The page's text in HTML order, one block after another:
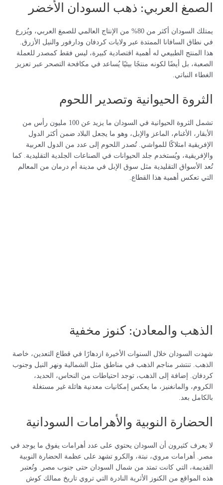
الصمغ العربي: ذهب السودان الأخضر
يمتلك السودان أكثر من 80% من الإنتاج العالمي للصمغ العربي، ويُزرع
في نطاق السافانا الممتدة عبر ولايات كردفان ودارفور والنيل الأزرق.
هذا المنتج الطبيعي له أهمية اقتصادية كبيرة، ليس فقط كمصدر للعملة
الصعبة، بل أيضًا لكونه منتجًا بيئيًا يُساعد في مكافحة التصحر عبر تعزيز
الغطاء النباتي.
الثروة الحيوانية وتصدير اللحوم
تشمل الثروة الحيوانية في السودان ما يزيد عن 100 مليون رأس من
الأبقار، الأغنام، الماعز والإبل، وهو ما يجعل البلاد ضمن أكثر الدول
الإفريقية امتلاكًا للمواشي. تُصدر اللحوم إلى عدد من الدول العربية
والإفريقية، ويُستخدم جلد الحيوانات في الصناعات الجلدية التقليدية. كما
تُعد الأسواق التقليدية مثل سوق الإبل في مدينة أم درمان من المعالم
التي تعكس أهمية هذا القطاع.
الذهب والمعادن: كنوز مخفية
شهدت السودان خلال السنوات الأخيرة ازدهارًا في قطاع التعدين، خاصة
الذهب. تنتشر مناجم الذهب في مناطق مثل الشمالية ونهر النيل وجنوب
كردفان. إضافة إلى الذهب، توجد احتياطات من النحاس، الحديد،
الكروم، والمانغنيز، ما يعكس إمكانيات معدنية هائلة غير مستغلة
بالكامل بعد.
الحضارة النوبية والأهرامات السودانية
لا يعرف كثيرون أن السودان يحتوي على عدد أهرامات يفوق ما يوجد في
مصر. أهرامات مروي، نبتة، والكرو تشهد على عظمة الحضارة النوبية
القديمة، التي كانت تمتد من شمال السودان حتى جنوب مصر. وتُعتبر
هذه المواقع من الكنوز الأثرية النادرة التي تروي تاريخ ممالك كوش